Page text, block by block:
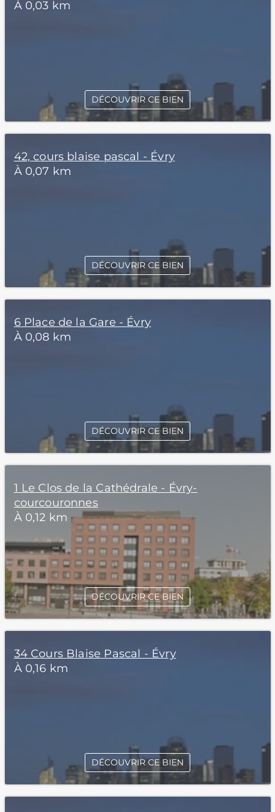
À 0,03 km
DÉCOUVRIR CE BIEN
42, cours blaise pascal - Évry
À 0,07 km
DÉCOUVRIR CE BIEN
6 Place de la Gare - Évry
À 0,08 km
DÉCOUVRIR CE BIEN
1 Le Clos de la Cathédrale - Évry-
courcouronnes
À 0,12 km
DÉCOUVRIR CE BIEN
34 Cours Blaise Pascal - Évry
À 0,16 km
DÉCOUVRIR CE BIEN